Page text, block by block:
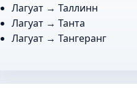
Лагуат →Таллинн
Лагуат →Танта
Лагуат →Тангеранг